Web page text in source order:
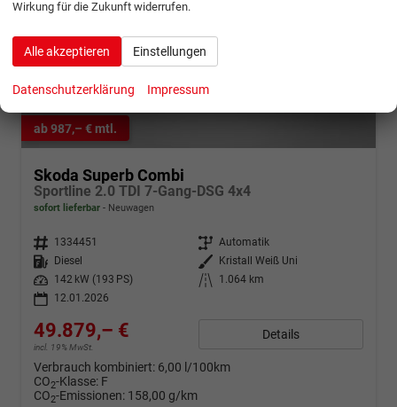
ab 987,– € mtl.
Skoda Superb Combi
Sportline 2.0 TDI 7-Gang-DSG 4x4
sofort lieferbar Neuwagen
Fahrzeugnr. 1334451 Getriebe Automatik
Kraftstoff
Diesel Außenfarbe
Kristall Weiß Uni
Leistung
142 kW (193 PS) Kilometerstand
1.064 km
12.01.2026
49.879,– €
incl. 19% MwSt.
Details
Verbrauch kombiniert: 6,00 l/100km
CO2-Klasse: F
CO2-Emissionen: 158,00 g/km
Wirkung für die Zukunft widerrufen.
Alle akzeptieren Einstellungen
Datenschutzerklärung Impressum